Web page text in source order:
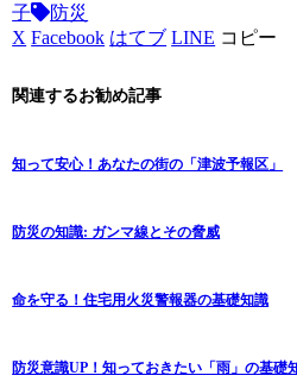
子
防災
X Facebook はてブ LINE コピー
関連するお勧め記事
知って安心！あなたの街の「津波予報区」
防災の知識: ガンマ線とその脅威
命を守る！住宅用火災警報器の基礎知識
防災意識UP！知っておきたい「雨」の基礎